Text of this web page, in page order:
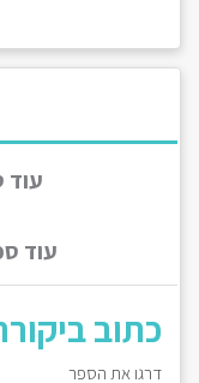
עוד
עוד
כתוב
דרגו את הספר